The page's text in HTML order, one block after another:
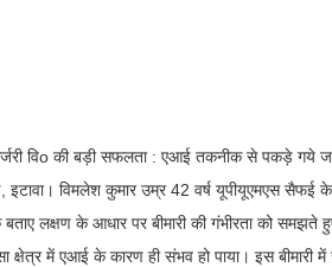
विo की बड़ी सफलता : एआई तकनीक से पकड़े गये
विमलेश कुमार उम्र 42 वर्ष यूपीयूएमएस सैफई के
लक्षण के आधार पर बीमारी की गंभीरता को
क्षेत्र में एआई के कारण ही संभव हो पाया। इस